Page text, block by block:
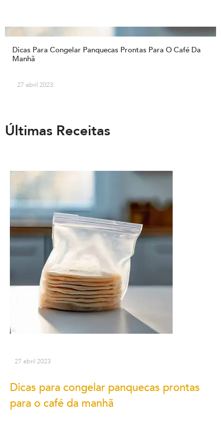
Dicas Para Congelar Panquecas Prontas Para O Café Da
Manhã
27 abril 2023
Últimas Receitas
27 abril 2023
Dicas para congelar panquecas prontas
para o café da manhã